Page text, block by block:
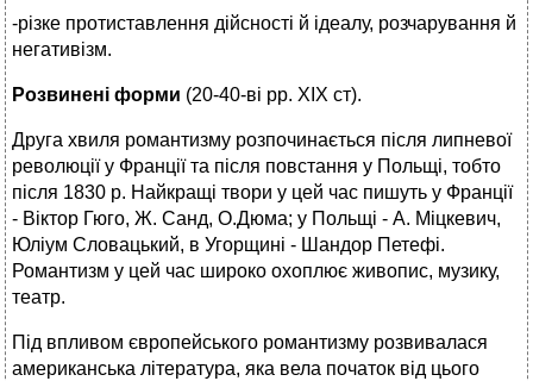
-різке протиставлення дійсності й ідеалу, розчарування й
негативізм.
Розвинені форми (20-40-ві рр. XIX ст).
Друга хвиля романтизму розпочинається після липневої
революції у Франції та після повстання у Польщі, тобто
після 1830 р. Найкращі твори у цей час пишуть у Франції
- Віктор Гюго, Ж. Санд, О.Дюма; у Польщі - А. Міцкевич,
Юліум Словацький, в Угорщині - Шандор Петефі.
Романтизм у цей час широко охоплює живопис, музику,
театр.
Під впливом європейського романтизму розвивалася
американська література, яка вела початок від цього